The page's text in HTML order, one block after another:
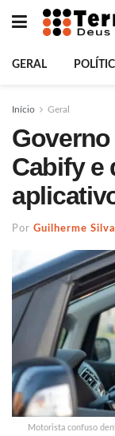
GERAL
Início Geral
Cabify e
Por Guilherme Silva
Motorista confuso